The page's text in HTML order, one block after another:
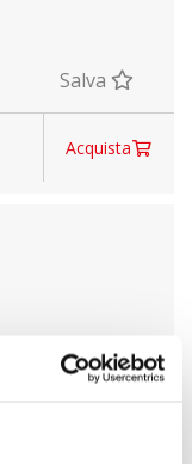
Salva
Acquista